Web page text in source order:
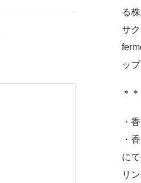
る
サ
ッ
＊
・
・
に
リ